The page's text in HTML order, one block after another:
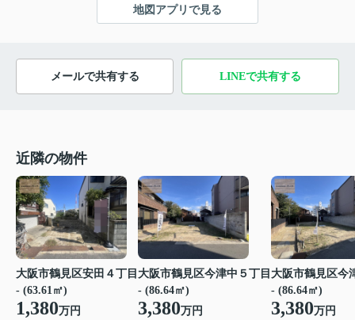
地図アプリで見る
メールで共有する LINEで共有する
近隣の物件
大阪市鶴見区安田４丁目
- (63.61㎡)
1,380万円
大阪市鶴見区今津中５丁目
- (86.64㎡)
3,380万円
大阪市鶴見区今
- (86.64㎡)
3,380万円